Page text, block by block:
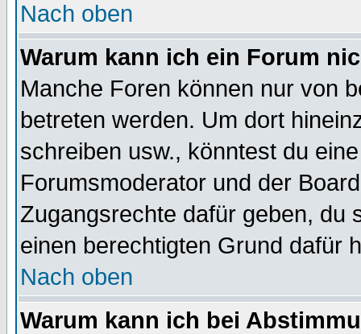
Nach oben
Warum kann ich ein Forum
Manche Foren können nur von
betreten werden. Um dort
schreiben usw., könntest du
Forumsmoderator und der
Zugangsrechte dafür geben, du
einen berechtigten Grund dafür
Nach oben
Warum kann ich bei